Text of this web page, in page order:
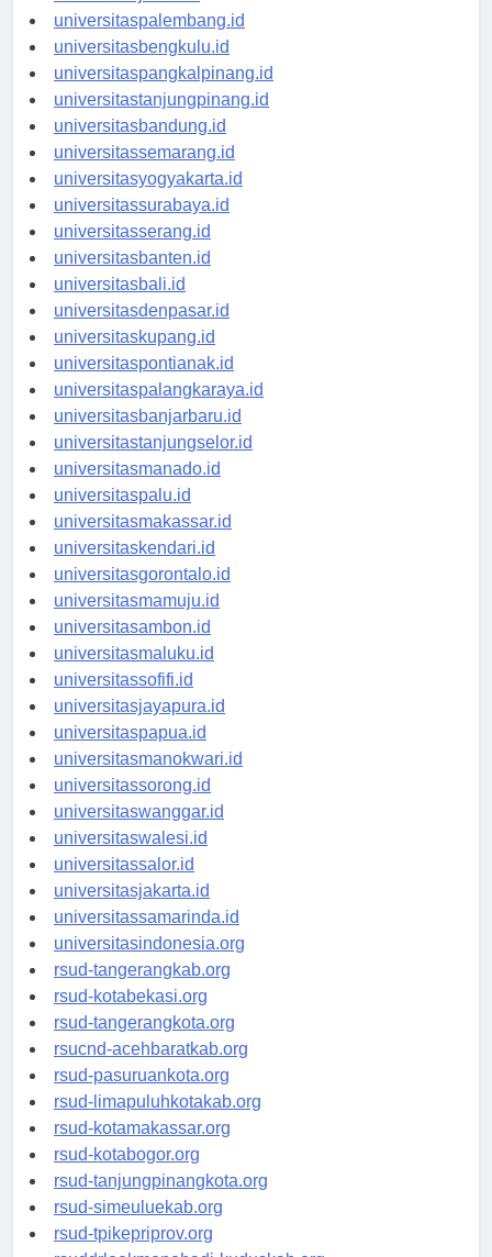
universitasjambi.id
universitaspalembang.id
universitasbengkulu.id
universitaspangkalpinang.id
universitastanjungpinang.id
universitasbandung.id
universitassemarang.id
universitasyogyakarta.id
universitassurabaya.id
universitasserang.id
universitasbanten.id
universitasbali.id
universitasdenpasar.id
universitaskupang.id
universitaspontianak.id
universitaspalangkaraya.id
universitasbanjarbaru.id
universitastanjungselor.id
universitasmanado.id
universitaspalu.id
universitasmakassar.id
universitaskendari.id
universitasgorontalo.id
universitasmamuju.id
universitasambon.id
universitasmaluku.id
universitassofifi.id
universitasjayapura.id
universitaspapua.id
universitasmanokwari.id
universitassorong.id
universitaswanggar.id
universitaswalesi.id
universitassalor.id
universitasjakarta.id
universitassamarinda.id
universitasindonesia.org
rsud-tangerangkab.org
rsud-kotabekasi.org
rsud-tangerangkota.org
rsucnd-acehbaratkab.org
rsud-pasuruankota.org
rsud-limapuluhkotakab.org
rsud-kotamakassar.org
rsud-kotabogor.org
rsud-tanjungpinangkota.org
rsud-simeuluekab.org
rsud-tpikepriprov.org